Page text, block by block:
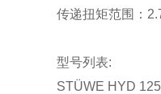
传递扭矩范围：
型号列表:
STÜWE HYD